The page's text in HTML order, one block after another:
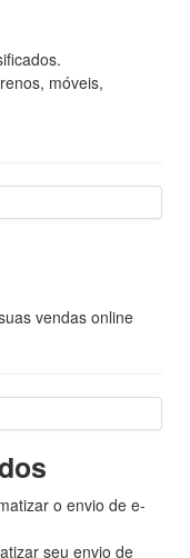
móveis,
vendas online
o envio de e-
seu envio de